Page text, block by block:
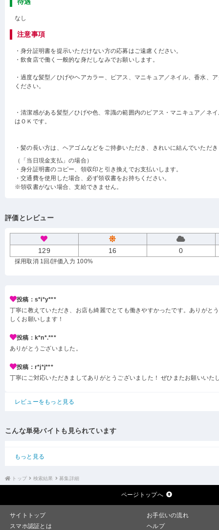
なし
注意事項
・身分証明書を提示いただけない方の応募はご遠慮ください。
・飲食店で働く一般的な身だしなみでお願いします。
・過度な髪型／ひげやヘアカラー、ピアス、マニキュア／ネイル、香水、
ください。
・清潔感がある髪型／ひげや色、常識の範囲内のピアス・マニキュア／ネ
はＯＫです。
・髪の長い方は、ヘアゴムなどをご持参いただき、きれいに結んでいただ
（「当日現金支払」の場合）
・身分証明書のコピー、領収印と引き換えでお支払いします。
・交通費を使用した場合、必ず領収書をお持ちください。
※領収書がない場合、支給できません。
評価とレビュー
129 16 0
採用取消 1回 /評価入力 100%
投稿：s*i*y***
丁寧に教えていただき、お店も綺麗でとても働きやすかったです。ありがと
しくお願いします！
投稿：k*n*.***
ありがとうございました。
投稿：r*j*j***
丁寧にご対応いただきましてありがとうございました！ ぜひまたお願いいた
レビューをもっと見る
こんな単発バイトも見られています
もっと見る
トップ 検索結果 募集詳細
ページトップへ
サイトトップ
お手伝いの流れ
スマホ認証とは
ヘルプ